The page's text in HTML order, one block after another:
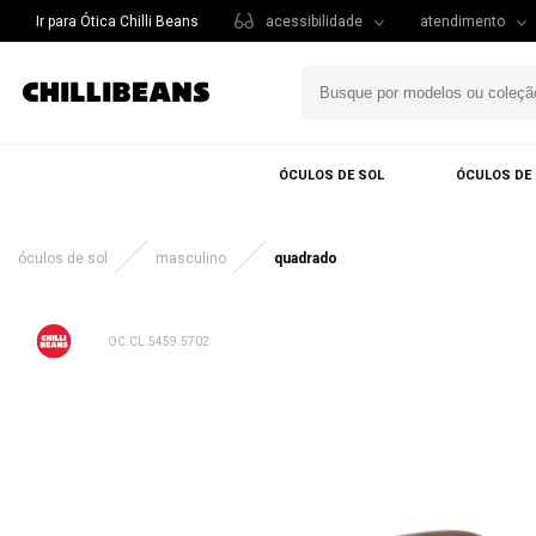
Ir para Ótica Chilli Beans acessibilidade atendimento
ÓCULOS DE SOL ÓCULOS DE
óculos de sol masculino quadrado
OC.CL.5459.5702